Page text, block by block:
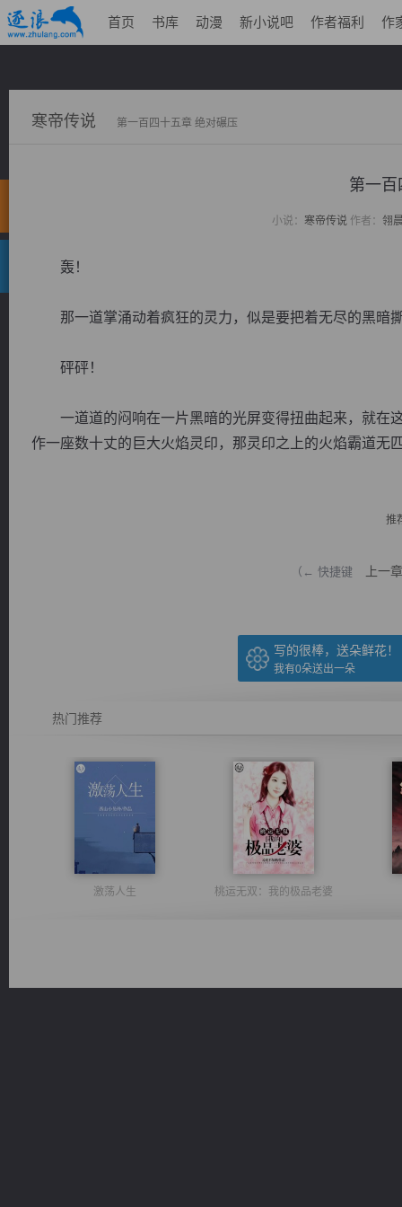
首页 书库 动漫 新小说吧 作者福利 作
寒帝传说 第一百四十五章 绝对碾压
第一百
小说： 寒帝传说作者： 翎
轰！
那一道掌涌动着疯狂的灵力，似是要把着无尽的黑暗
砰砰！
一道道的闷响在一片黑暗的光屏变得扭曲起来，就在
作一座数十丈的巨大火焰灵印，那灵印之上的火焰霸道无
推
（← 快捷键 上一章
写的很棒，送朵鲜花！
我有0朵送出一朵
热门推荐
激荡人生 桃运无双：我的极品老婆